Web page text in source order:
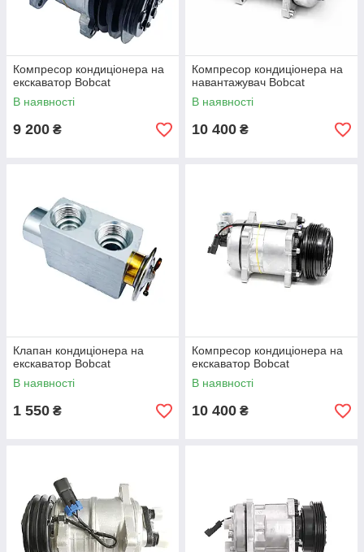
Компресор кондиціонера на
екскаватор Bobcat
В наявності
9 200 ₴
Компресор кондиціонера на
навантажувач Bobcat
В наявності
10 400 ₴
Клапан кондиціонера на
екскаватор Bobcat
В наявності
1 550 ₴
Компресор кондиціонера на
екскаватор Bobcat
В наявності
10 400 ₴